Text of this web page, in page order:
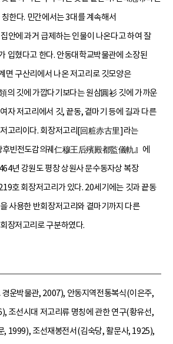
한다. 민간에서는 3대를 계속해서
안에 과거 급제하는 인물이 나온다고 하여 잘
입혔다고 한다. 안동대학교박물관에 소장된
면 구산리에서 나온 저고리로 깃모양은
의 깃에 가깝다기보다는 원삼圓衫 깃에 가까운
자 저고리에서 깃, 끝동, 곁마기 등에 길과 다른
고리이다. 회장저고리[回粧赤古里]라는
빈전도감의궤仁穆王后殯殿都監儀軌』에
년 강원도 평창 상원사 문수동자상 복장
호 회장저고리가 있다. 20세기에는 깃과 끝동
사용한 반회장저고리와 곁마기까지 다른
장저고리로 구분하였다.
운박물관, 2007), 안동지역전통복식(이은주,
조선시대 저고리류 명칭에 관한 연구(황유선,
, 1999), 조선재봉전서(김숙당, 활문사, 1925),